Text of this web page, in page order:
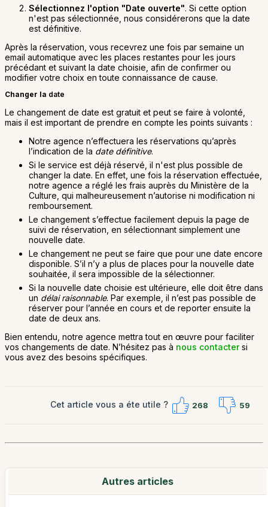
Sélectionnez l'option "Date ouverte". Si cette option
n'est pas sélectionnée, nous considérerons que la date
est définitive.
Après la réservation, vous recevrez une fois par semaine un
email automatique avec les places restantes pour les jours
précédant et suivant la date choisie, afin de confirmer ou
modifier votre choix en toute connaissance de cause.
Changer la date
Le changement de date est gratuit et peut se faire à volonté,
mais il est important de prendre en compte les points suivants :
Notre agence n’effectuera les réservations qu’après
l’indication de la date définitive.
Si le service est déjà réservé, il n'est plus possible de
changer la date. En effet, une fois la réservation effectuée,
notre agence a réglé les frais auprès du Ministère de la
Culture, qui malheureusement n’autorise ni modification ni
remboursement.
Le changement s’effectue facilement depuis la page de
suivi de réservation, en sélectionnant simplement une
nouvelle date.
Le changement ne peut se faire que pour une date encore
disponible. S’il n’y a plus de places pour la nouvelle date
souhaitée, il sera impossible de la sélectionner.
Si la nouvelle date choisie est ultérieure, elle doit être dans
un délai raisonnable. Par exemple, il n’est pas possible de
réserver pour l’année en cours et de reporter ensuite la
date de deux ans.
Bien entendu, notre agence mettra tout en œuvre pour faciliter
vos changements de date. N’hésitez pas à nous contactersi
vous avez des besoins spécifiques.
Cet article vous a éte utile ? 268 59
Autres articles